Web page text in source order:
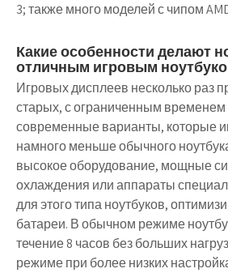
3; также много моделей с чипом
Какие особенности делают
отличным игровым
Игровых дисплеев несколько раз
старых, с ограниченным временем
современные варианты, которые
намного меньше обычного
высокое оборудование, мощные
охлаждения или аппараты
для этого типа ноутбуков,
батареи. В обычном режиме
течение 8 часов без больших
режиме при более низких